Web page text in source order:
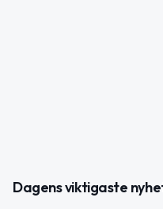
Dagens viktigaste